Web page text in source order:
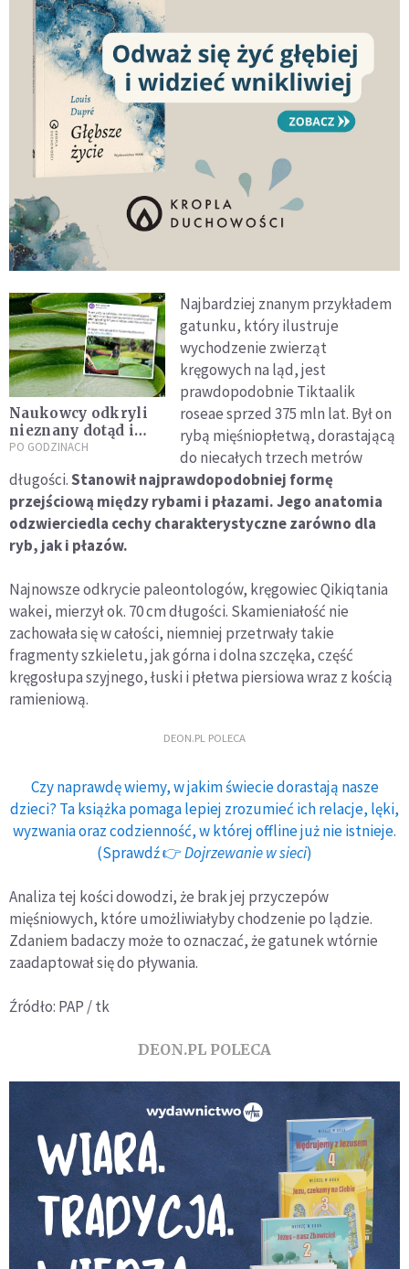
Naukowcy odkryli
nieznany dotąd i
największy gatunek
już od milionów lat
PO GODZINACH
Najbardziej znanym przykładem
gatunku, który ilustruje
wychodzenie zwierząt
kręgowych na ląd, jest
prawdopodobnie Tiktaalik
roseae sprzed 375 mln lat. Był on
rybą mięśniopłetwą, dorastającą
do niecałych trzech metrów
długości.Stanowił najprawdopodobniej formę
przejściową między rybami i płazami. Jego anatomia
odzwierciedla cechy charakterystyczne zarówno dla
ryb, jak i płazów.
Najnowsze odkrycie paleontologów, kręgowiec Qikiqtania
wakei, mierzył ok. 70 cm długości. Skamieniałość nie
zachowała się w całości, niemniej przetrwały takie
fragmenty szkieletu, jak górna i dolna szczęka, część
kręgosłupa szyjnego, łuski i płetwa piersiowa wraz z kością
ramieniową.
DEON.PL POLECA
Czy naprawdę wiemy, w jakim świecie dorastają nasze
dzieci? Ta książka pomaga lepiej zrozumieć ich relacje, lęki,
wyzwania oraz codzienność, w której offline już nie istnieje.
(Sprawdź 👉Dojrzewanie w sieci)
Analiza tej kości dowodzi, że brak jej przyczepów
mięśniowych, które umożliwiałyby chodzenie po lądzie.
Zdaniem badaczy może to oznaczać, że gatunek wtórnie
zaadaptował się do pływania.
Źródło: PAP / tk
DEON.PL POLECA